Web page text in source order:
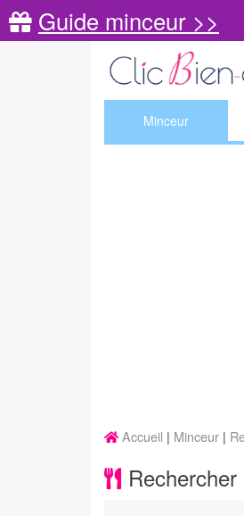
Guide minceur >>
Minceur
Accueil Minceur